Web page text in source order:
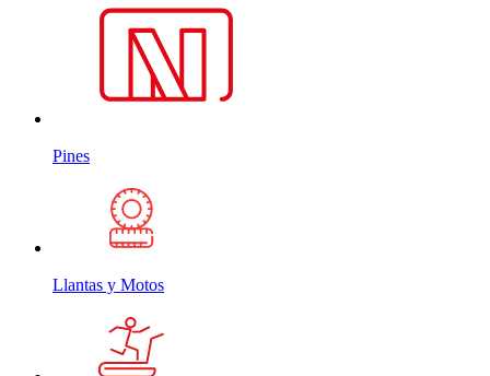
Pines
Llantas y Motos